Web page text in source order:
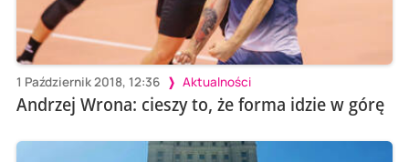
1 Październik 2018, 12:36 Aktualności
Andrzej Wrona: cieszy to, że forma idzie w górę